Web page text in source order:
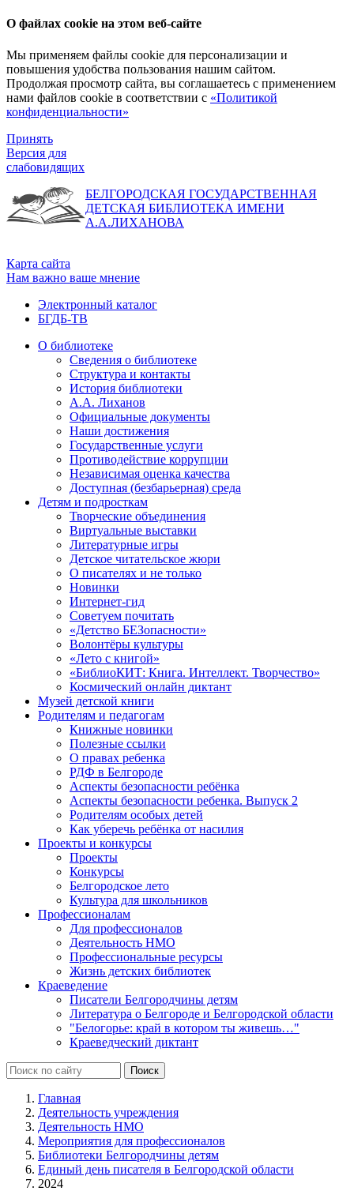
О файлах cookie на этом веб-сайте
Мы применяем файлы cookie для персонализации и
повышения удобства пользования нашим сайтом.
Продолжая просмотр сайта, вы соглашаетесь с применением
нами файлов cookie в соответствии с «Политикой
конфиденциальности»
Принять
Версия для
слабовидящих
БЕЛГОРОДСКАЯ ГОСУДАРСТВЕННАЯ
ДЕТСКАЯ БИБЛИОТЕКА ИМЕНИ
А.А.ЛИХАНОВА
Карта сайта
Нам важно ваше мнение
Электронный каталог
БГДБ-ТВ
О библиотеке
Сведения о библиотеке
Структура и контакты
История библиотеки
А.А. Лиханов
Официальные документы
Наши достижения
Государственные услуги
Противодействие коррупции
Независимая оценка качества
Доступная (безбарьерная) среда
Детям и подросткам
Творческие объединения
Виртуальные выставки
Литературные игры
Детское читательское жюри
О писателях и не только
Новинки
Интернет-гид
Советуем почитать
«Детство БЕЗопасности»
Волонтёры культуры
«Лето с книгой»
«БиблиоКИТ: Книга. Интеллект. Творчество»
Космический онлайн диктант
Музей детской книги
Родителям и педагогам
Книжные новинки
Полезные ссылки
О правах ребенка
РДФ в Белгороде
Аспекты безопасности ребёнка
Аспекты безопасности ребенка. Выпуск 2
Родителям особых детей
Как уберечь ребёнка от насилия
Проекты и конкурсы
Проекты
Конкурсы
Белгородское лето
Культура для школьников
Профессионалам
Для профессионалов
Деятельность НМО
Профессиональные ресурсы
Жизнь детских библиотек
Краеведение
Писатели Белгородчины детям
Литература о Белгороде и Белгородской области
"Белогорье: край в котором ты живешь…"
Краеведческий диктант
Главная
Деятельность учреждения
Деятельность НМО
Мероприятия для профессионалов
Библиотеки Белгородчины детям
Единый день писателя в Белгородской области
2024